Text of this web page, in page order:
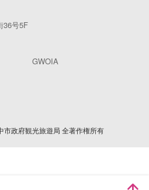
36号5F
GWOIA
政府観光旅遊局 全著作権所有